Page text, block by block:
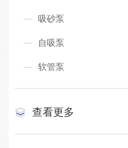
吸砂泵
自吸泵
软管泵
查看更多